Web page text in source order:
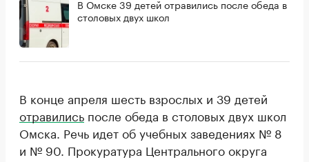
В Омске 39 детей отравились после обеда в
столовых двух школ
В конце апреля шесть взрослых и 39 детей
отравились после обеда в столовых двух школ
Омска. Речь идет об учебных заведениях № 8
и № 90. Прокуратура Центрального округа